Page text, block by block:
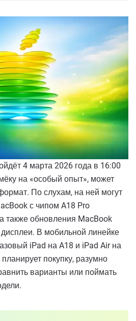
4 марта 2026 года в 16:00
на «особый опыт», может
По слухам, на ней могут
с чипом A18 Pro
также обновления MacBook
В мобильной линейке
iPad на A18 и iPad Air на
покупку, разумно
варианты или поймать